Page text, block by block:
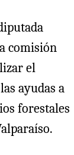
comisión
el
ayudas a
forestales